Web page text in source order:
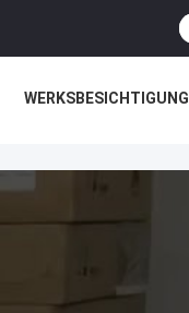
WERKSBESICHTIGUNG